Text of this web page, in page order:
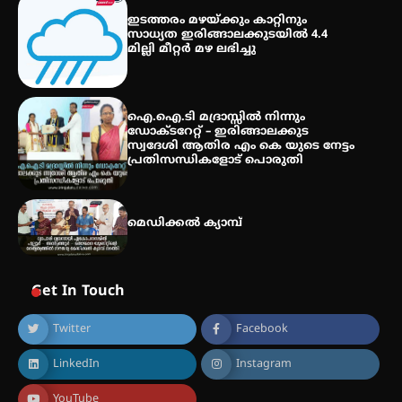
കോമേഴ്‌സ് അസോസിയേഷന്
തുടക്കമായി
കോമേഴ്സ് എക്സ്പോയുമായി
എസ് എൻ ഹയർ സെക്കൻഡറി
വിദ്യാർത്ഥികൾ
ഇടത്തരം മഴയ്ക്കും കാറ്റിനും
സാധ്യത ഇരിങ്ങാലക്കുടയിൽ 4.4
മില്ലി മീറ്റർ മഴ ലഭിച്ചു
ഐ.ഐ.ടി മദ്രാസ്സിൽ നിന്നും
ഡോക്ടറേറ്റ് – ഇരിങ്ങാലക്കുട
സ്വദേശി ആതിര എം കെ യുടെ നേട്ടം
പ്രതിസന്ധികളോട് പൊരുതി
മെഡിക്കൽ ക്യാമ്പ്
Get In Touch
Twitter Facebook
LinkedIn Instagram